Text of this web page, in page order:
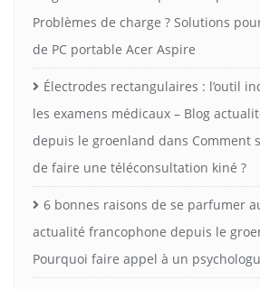
Problèmes de charge ? Solutions
de PC portable Acer Aspire
Électrodes rectangulaires : l’outil
les examens médicaux – Blog
depuis le groenland dans Comment
de faire une téléconsultation kiné ?
6 bonnes raisons de se parfumer
actualité francophone depuis le
Pourquoi faire appel à un